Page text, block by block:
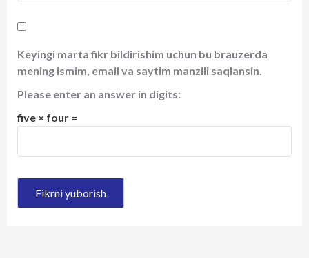
Keyingi marta fikr bildirishim uchun bu brauzerda
mening ismim, email va saytim manzili saqlansin.
Please enter an answer in digits:
five × four =